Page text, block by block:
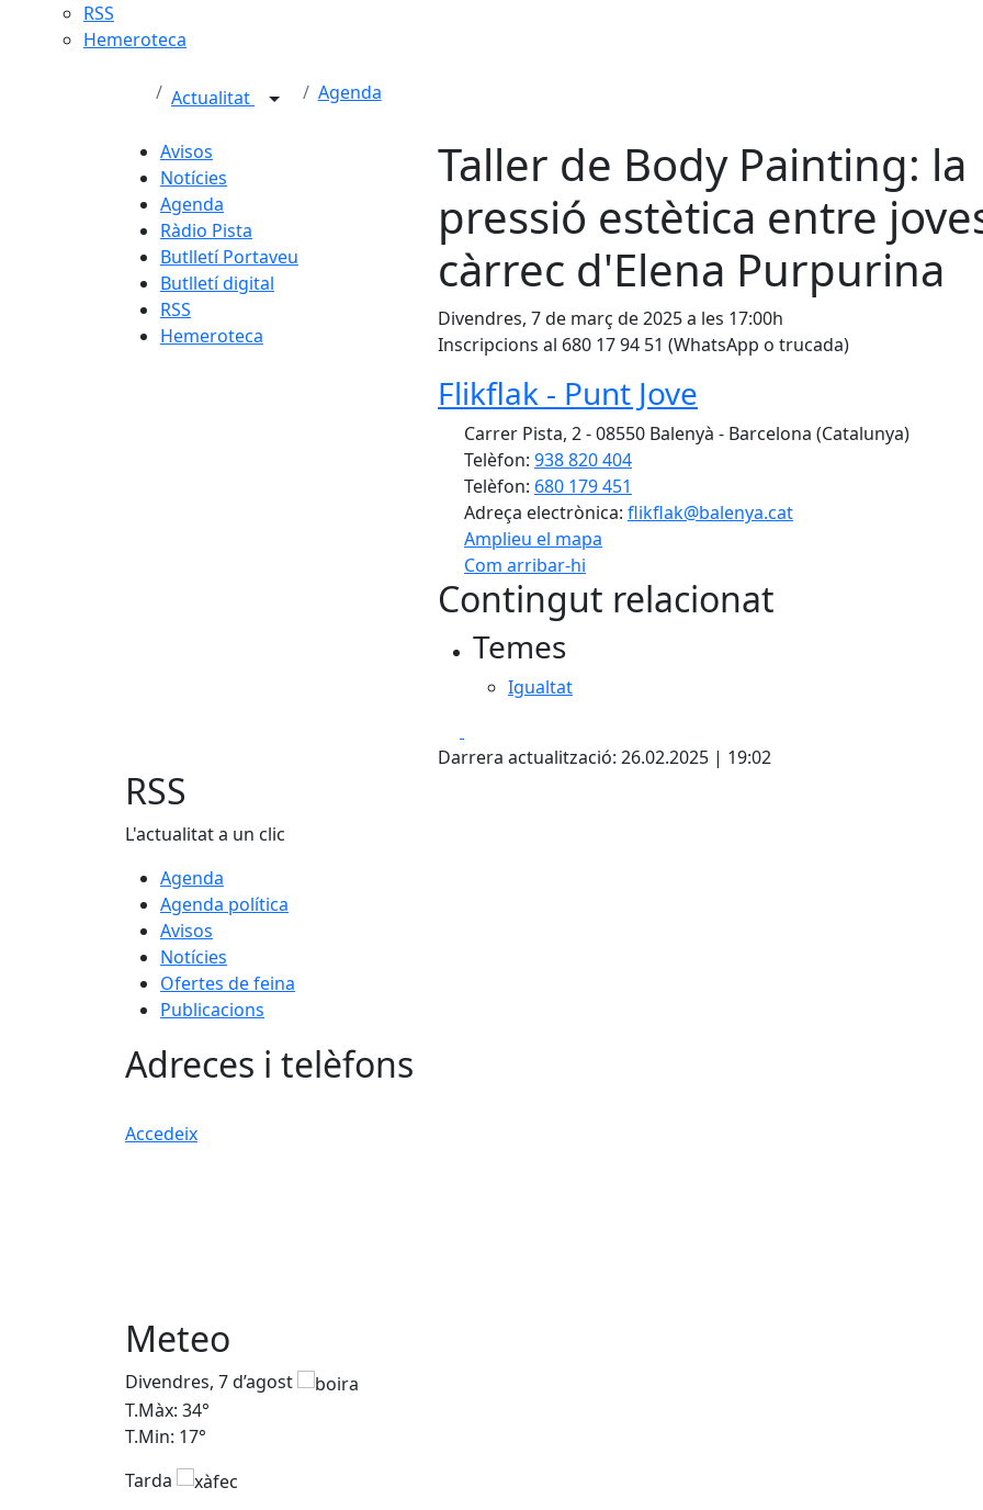
RSS
Hemeroteca
Actualitat Agenda
Avisos
Notícies
Agenda
Ràdio Pista
Butlletí Portaveu
Butlletí digital
RSS
Hemeroteca
Taller de Body Painting: la
pressió estètica entre
càrrec d'Elena Purpurina
Divendres, 7 de març de 2025 a les 17:00h
Inscripcions al 680 17 94 51 (WhatsApp o trucada)
Flikflak - Punt Jove
Carrer Pista, 2 - 08550 Balenyà - Barcelona (Catalunya)
Telèfon: 938 820 404
Telèfon: 680 179 451
Adreça electrònica: flikflak@balenya.cat
Amplieu el mapa
Com arribar-hi
+
−
Contingut relacionat
Temes
Igualtat
Darrera actualització: 26.02.2025 | 19:02
RSS
L'actualitat a un clic
Agenda
Agenda política
Avisos
Notícies
Ofertes de feina
Publicacions
Adreces i telèfons
Accedeix
Meteo
Divendres, 7 d’agost
T.Màx: 34°
T.Min: 17°
Tarda